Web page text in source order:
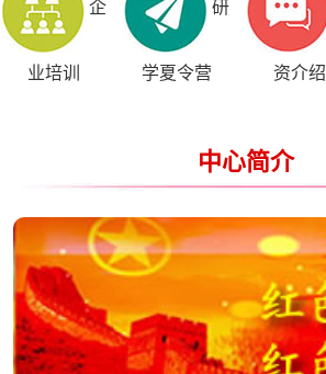
企
业培训
研
学夏令营 资介绍
中心简介